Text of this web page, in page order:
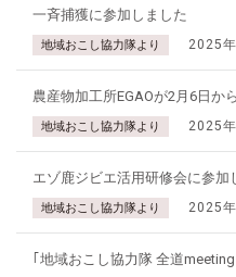
一斉捕獲に参加しました
地域おこし協力隊より 2025
農産物加工所EGAOが2月6日か
地域おこし協力隊より 2025
エゾ鹿ジビエ活用研修会に参加
地域おこし協力隊より 2025
｢地域おこし協力隊 全道